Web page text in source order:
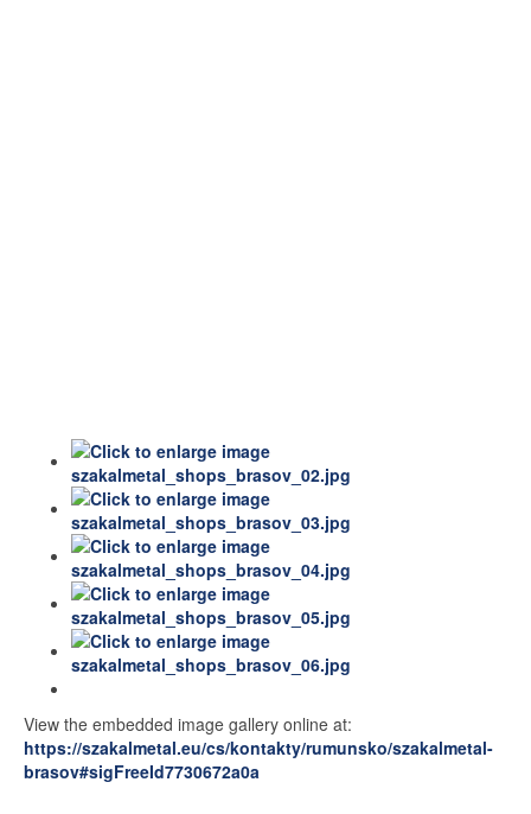
View the embedded image gallery online at:
https://szakalmetal.eu/cs/kontakty/rumunsko/szakalmetal-
brasov#sigFreeId7730672a0a